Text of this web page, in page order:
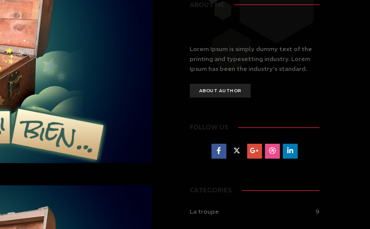
ABOUT ME
Lorem Ipsum is simply dummy text of the
printing and typesetting industry. Lorem
Ipsum has been the industry’s standard.
ABOUT AUTHOR
FOLLOW US
CATEGORIES
La troupe 9